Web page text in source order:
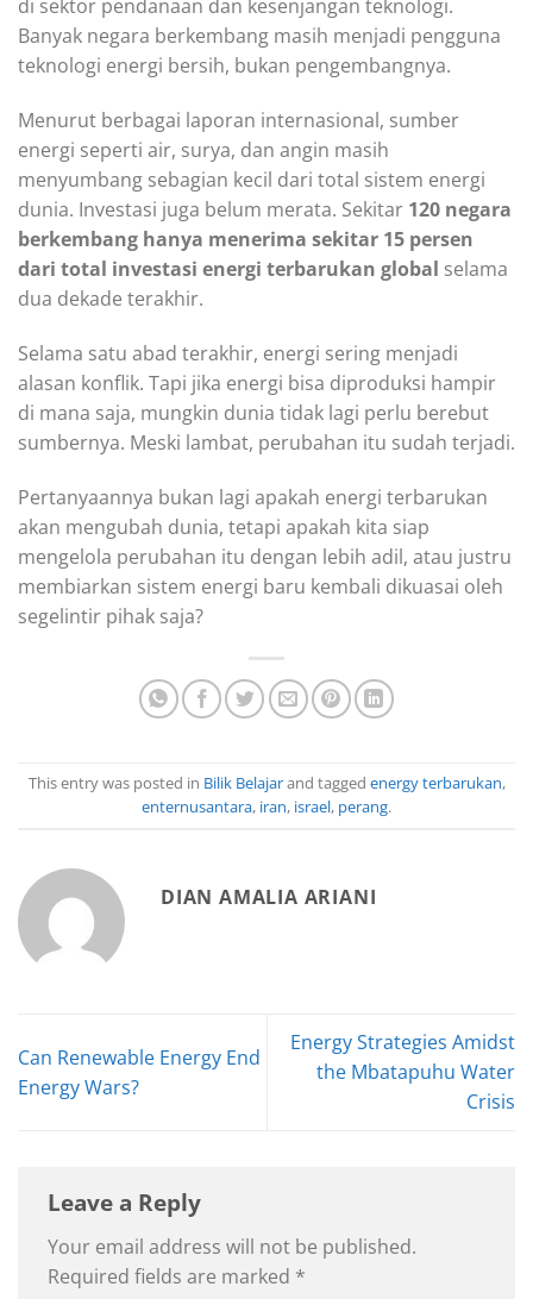
di sektor pendanaan dan kesenjangan teknologi.
Banyak negara berkembang masih menjadi pengguna
teknologi energi bersih, bukan pengembangnya.
Menurut berbagai laporan internasional, sumber
energi seperti air, surya, dan angin masih
menyumbang sebagian kecil dari total sistem energi
dunia. Investasi juga belum merata. Sekitar 120 negara
berkembang hanya menerima sekitar 15 persen
dari total investasi energi terbarukan global selama
dua dekade terakhir.
Selama satu abad terakhir, energi sering menjadi
alasan konflik. Tapi jika energi bisa diproduksi hampir
di mana saja, mungkin dunia tidak lagi perlu berebut
sumbernya. Meski lambat, perubahan itu sudah terjadi.
Pertanyaannya bukan lagi apakah energi terbarukan
akan mengubah dunia, tetapi apakah kita siap
mengelola perubahan itu dengan lebih adil, atau justru
membiarkan sistem energi baru kembali dikuasai oleh
segelintir pihak saja?
This entry was posted in Bilik Belajarand tagged energy terbarukan,
enternusantara, iran, israel, perang.
DIAN AMALIA ARIANI
Can Renewable Energy End
Energy Wars?
Energy Strategies Amidst
the Mbatapuhu Water
Crisis
Leave a Reply
Your email address will not be published.
Required fields are marked *